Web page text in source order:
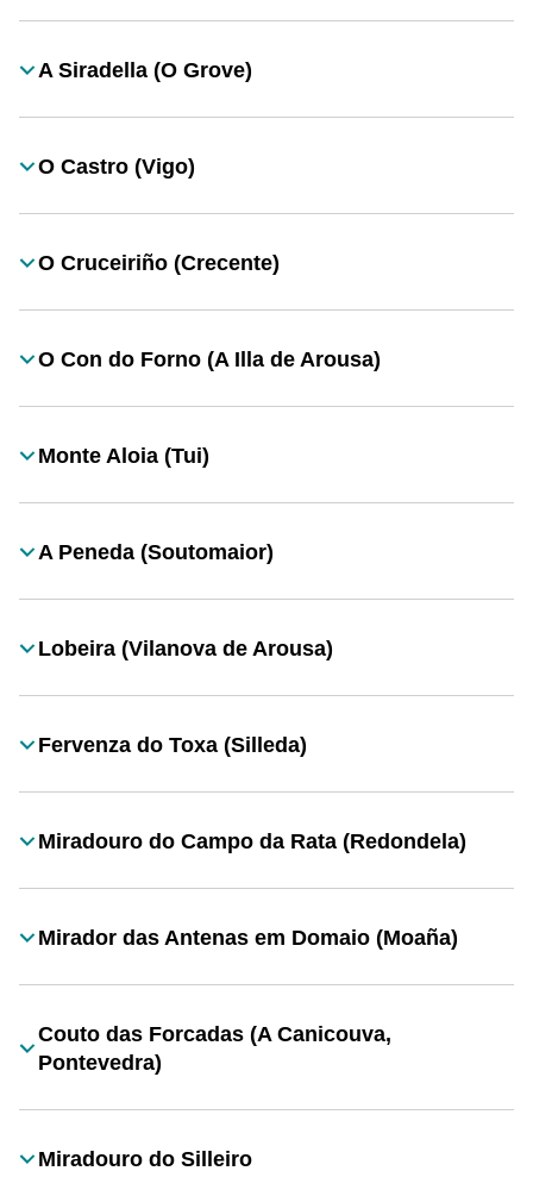
Título
A Siradella (O Grove)
Título
O Castro (Vigo)
Título
O Cruceiriño (Crecente)
Título
O Con do Forno (A Illa de Arousa)
Título
Monte Aloia (Tui)
Título
A Peneda (Soutomaior)
Título
Lobeira (Vilanova de Arousa)
Título
Fervenza do Toxa (Silleda)
Título
Miradouro do Campo da Rata (Redondela)
Título
Mirador das Antenas em Domaio (Moaña)
Título
Couto das Forcadas (A Canicouva,
Pontevedra)
Título
Miradouro do Silleiro